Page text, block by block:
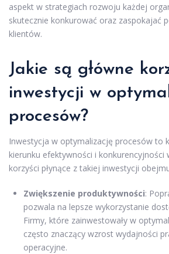
aspekt w strategiach rozwoju każdej
skutecznie konkurować oraz zaspokajać
klientów.
Jakie są główne
inwestycji w
procesów?
Inwestycja w optymalizację procesów to
kierunku efektywności i konkurencyjności
korzyści płynące z takiej inwestycji
Zwiększenie produktywności:
pozwala na lepsze wykorzystanie
Firmy, które zainwestowały w
często znaczący wzrost wydajności
operacyjne.